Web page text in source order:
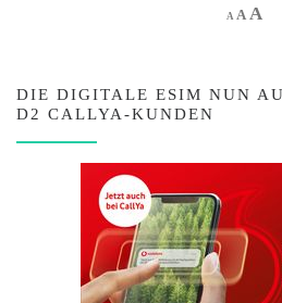
A Decrease
AReset
A
DIE DIGITALE ESIM NUN
D2 CALLYA-KUNDEN